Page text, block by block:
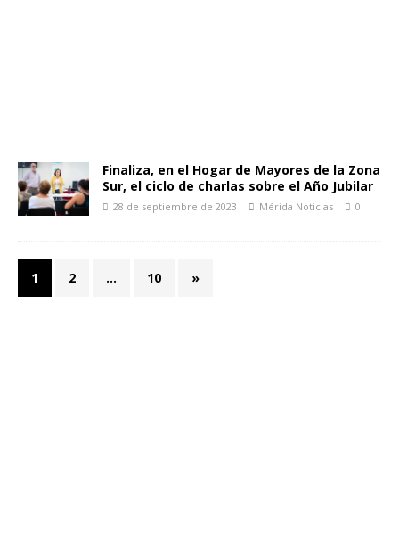
Finaliza, en el Hogar de Mayores de la Zona
Sur, el ciclo de charlas sobre el Año Jubilar
28 de septiembre de 2023 Mérida Noticias 0
1 2 … 10 »